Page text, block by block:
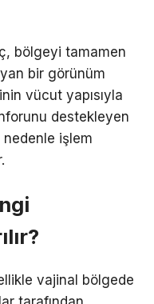
bölgeyi tamamen
bir görünüm
vücut yapısıyla
destekleyen
işlem
vajinal bölgede